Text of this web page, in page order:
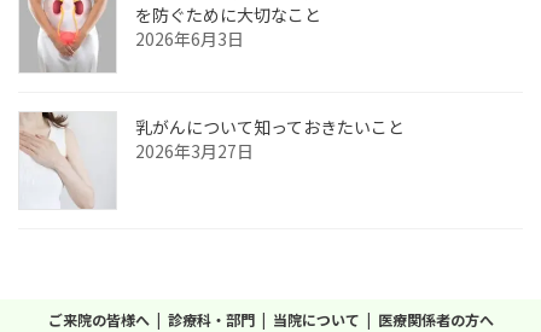
を防ぐために大切なこと
2026年6月3日
乳がんについて知っておきたいこと
2026年3月27日
ご来院の皆様へ 診療科・部門 当院について
医療関係者の方へ